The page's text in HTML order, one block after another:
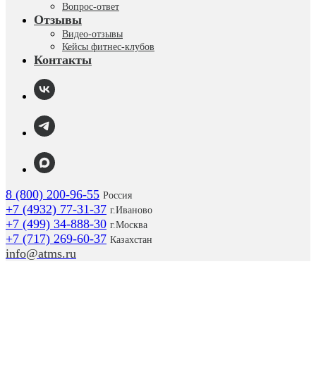
Вопрос-ответ
Отзывы
Видео-отзывы
Кейсы фитнес-клубов
Контакты
8 (800) 200-96-55 Россия
+7 (4932) 77-31-37 г.Иваново
+7 (499) 34-888-30 г.Москва
+7 (717) 269-60-37 Казахстан
info@atms.ru